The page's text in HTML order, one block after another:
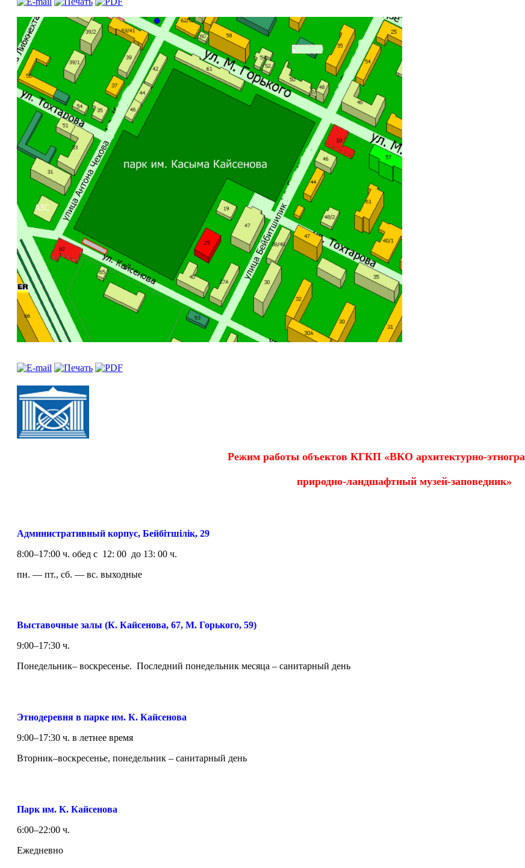
Режим работы объектов КГКП «ВКО архитектурно-
природно-ландшафтный музей-заповедник»
Административный корпус, Бейбітшілік, 29
8:00–17:00 ч. обед с 12: 00 до 13: 00 ч.
пн. — пт., сб. — вс. выходные
Выставочные залы (К. Кайсенова, 67, М. Горького, 59)
9:00–17:30 ч.
Понедельник– воскресенье. Последний понедельник месяца – санитарный день
Этнодеревня в парке им. К. Кайсенова
9:00–17:30 ч. в летнее время
Вторник–воскресенье, понедельник – санитарный день
Парк им. К. Кайсенова
6:00–22:00 ч.
Ежедневно